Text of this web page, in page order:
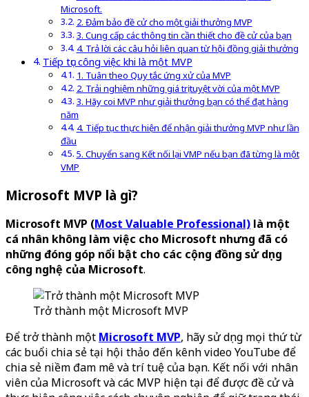
Microsoft.
2. Đảm bảo đề cử cho một giải thưởng MVP
3. Cung cấp các thông tin cần thiết cho đề cử của bạn
4. Trả lời các câu hỏi liên quan từ hội đồng giải thưởng
Tiếp tục công việc khi là một MVP
1. Tuân theo Quy tắc ứng xử của MVP
2. Trải nghiệm những giá trị tuyệt vời của một MVP
3. Hãy coi MVP như giải thưởng bạn có thể đạt hàng
năm
4. Tiếp tục thực hiện để nhận giải thưởng MVP như lần
đầu
5. Chuyển sang Kết nối lại VMP nếu bạn đã từng là một
VMP
Microsoft MVP là gì?
Microsoft MVP (Most Valuable Professional) là một
cá nhân không làm việc cho Microsoft nhưng đã có
những đóng góp nổi bật cho các cộng đồng sử dụng
công nghệ của Microsoft.
Trở thành một Microsoft MVP
Để trở thành một Microsoft MVP, hãy sử dụng mọi thứ từ
các buổi chia sẻ tại hội thảo đến kênh video YouTube để
chia sẻ niềm đam mê và trí tuệ của bạn. Kết nối với nhân
viên của Microsoft và các MVP hiện tại để được đề cử và